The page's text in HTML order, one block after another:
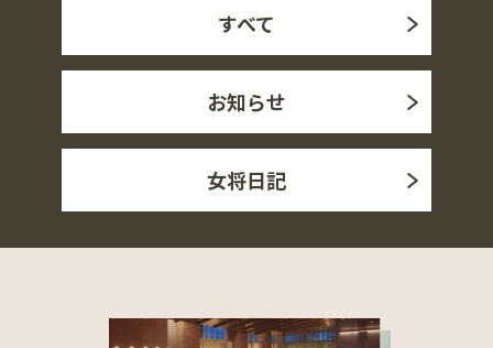
すべて
お知らせ
女将日記